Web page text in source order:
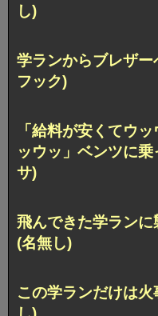
し)
学ランからブレザ
フック)
「給料が安くてウ
ッウッ」ベンツに
サ)
飛んできた学ラン
(名無し)
この学ランだけは